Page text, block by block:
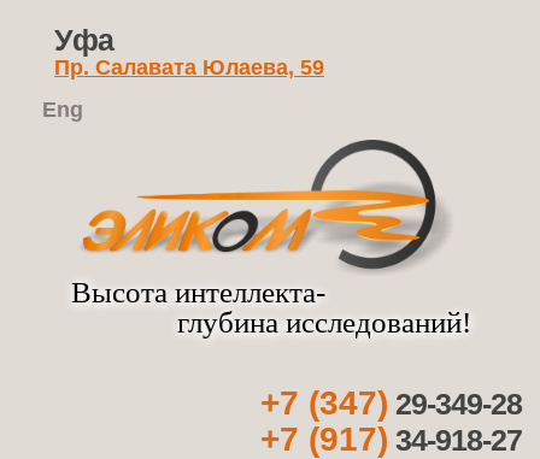
Уфа
Пр. Салавата Юлаева, 59
Eng
Высота интеллекта-
глубина исследований!
+7 (347) 29-349-28
+7 (917) 34-918-27